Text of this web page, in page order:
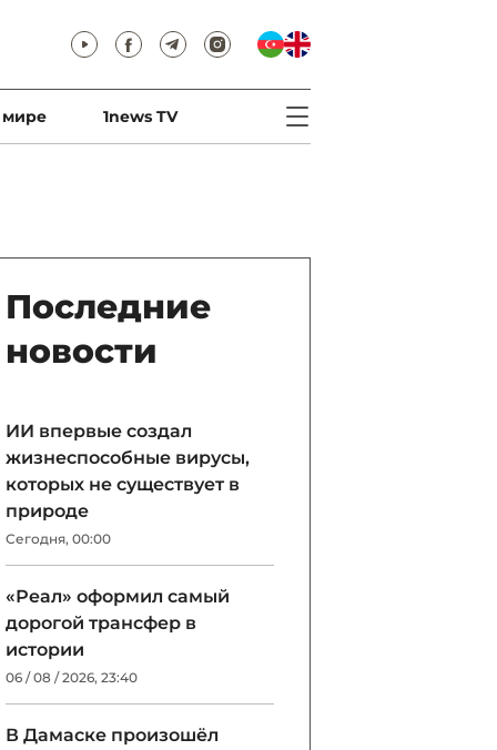
мире 1news TV
Последние
новости
ИИ впервые создал
жизнеспособные вирусы,
которых не существует в
природе
Сегодня, 00:00
«Реал» оформил самый
дорогой трансфер в
истории
06 / 08 / 2026, 23:40
В Дамаске произошёл